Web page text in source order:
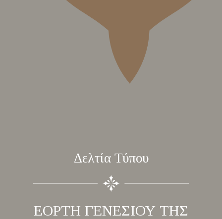
Δελτία Τύπου
ΕΟΡΤΗ ΓΕΝΕΣΙΟΥ ΤΗΣ